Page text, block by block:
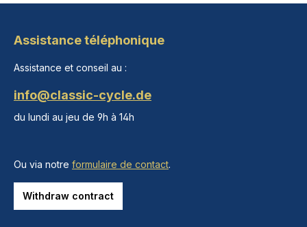
Assistance téléphonique
Assistance et conseil au :
info@classic-cycle.de
du lundi au jeu de 9h à 14h
Ou via notre formulaire de contact.
Withdraw contract